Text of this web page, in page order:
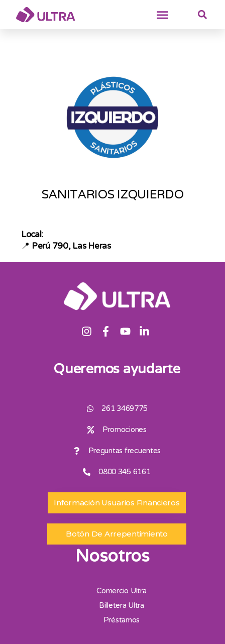
SANITARIOS IZQUIERDO
Local:
📍 Perú 790, Las Heras
Queremos ayudarte
261 3469775
Promociones
Preguntas frecuentes
0800 345 6161
Información Usuarios Financieros
Botón De Arrepentimiento
Nosotros
Comercio Ultra
Billetera Ultra
Préstamos